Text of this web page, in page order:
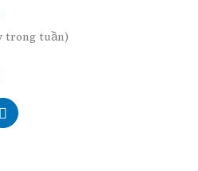
trong tuần)